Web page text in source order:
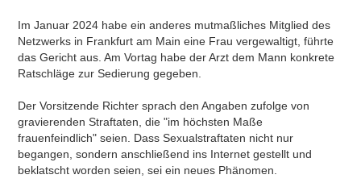
Im Januar 2024 habe ein anderes mutmaßliches Mitglied des
Netzwerks in Frankfurt am Main eine Frau vergewaltigt, führte
das Gericht aus. Am Vortag habe der Arzt dem Mann konkrete
Ratschläge zur Sedierung gegeben.
Der Vorsitzende Richter sprach den Angaben zufolge von
gravierenden Straftaten, die "im höchsten Maße
frauenfeindlich" seien. Dass Sexualstraftaten nicht nur
begangen, sondern anschließend ins Internet gestellt und
beklatscht worden seien, sei ein neues Phänomen.